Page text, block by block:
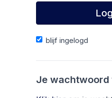
blijf ingelogd
Je wachtwoord